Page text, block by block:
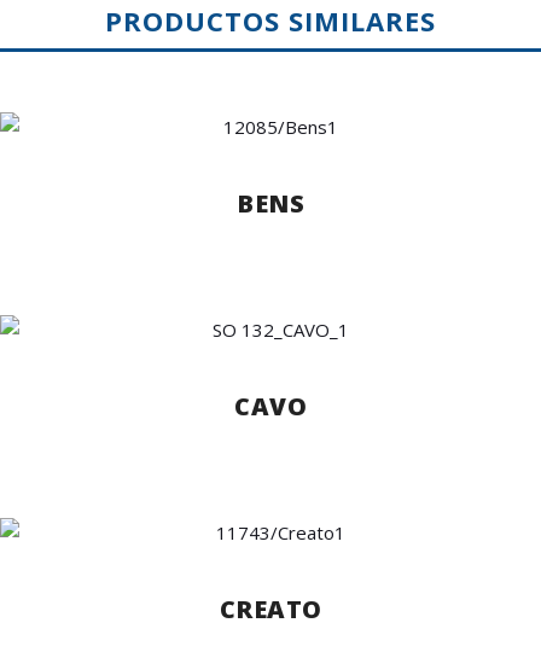
PRODUCTOS SIMILARES
BENS
CAVO
CREATO